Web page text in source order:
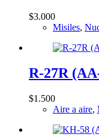
$3.000
Misiles,
R-27R
$1.500
Aire a aire,